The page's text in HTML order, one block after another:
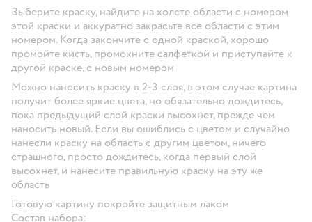
Выберите краску, найдите на холсте области с номером
этой краски и аккуратно закрасьте все области с этим
номером. Когда закончите с одной краской, хорошо
промойте кисть, промокните салфеткой и приступайте к
другой краске, с новым номером
Можно наносить краску в 2-3 слоя, в этом случае картина
получит более яркие цвета, но обязательно дождитесь,
пока предыдущий слой краски высохнет, прежде чем
наносить новый. Если вы ошиблись с цветом и случайно
нанесли краску на область с другим цветом, ничего
страшного, просто дождитесь, когда первый слой
высохнет, и нанесите правильную краску на эту же
область
Готовую картину покройте защитным лаком
Состав набора: